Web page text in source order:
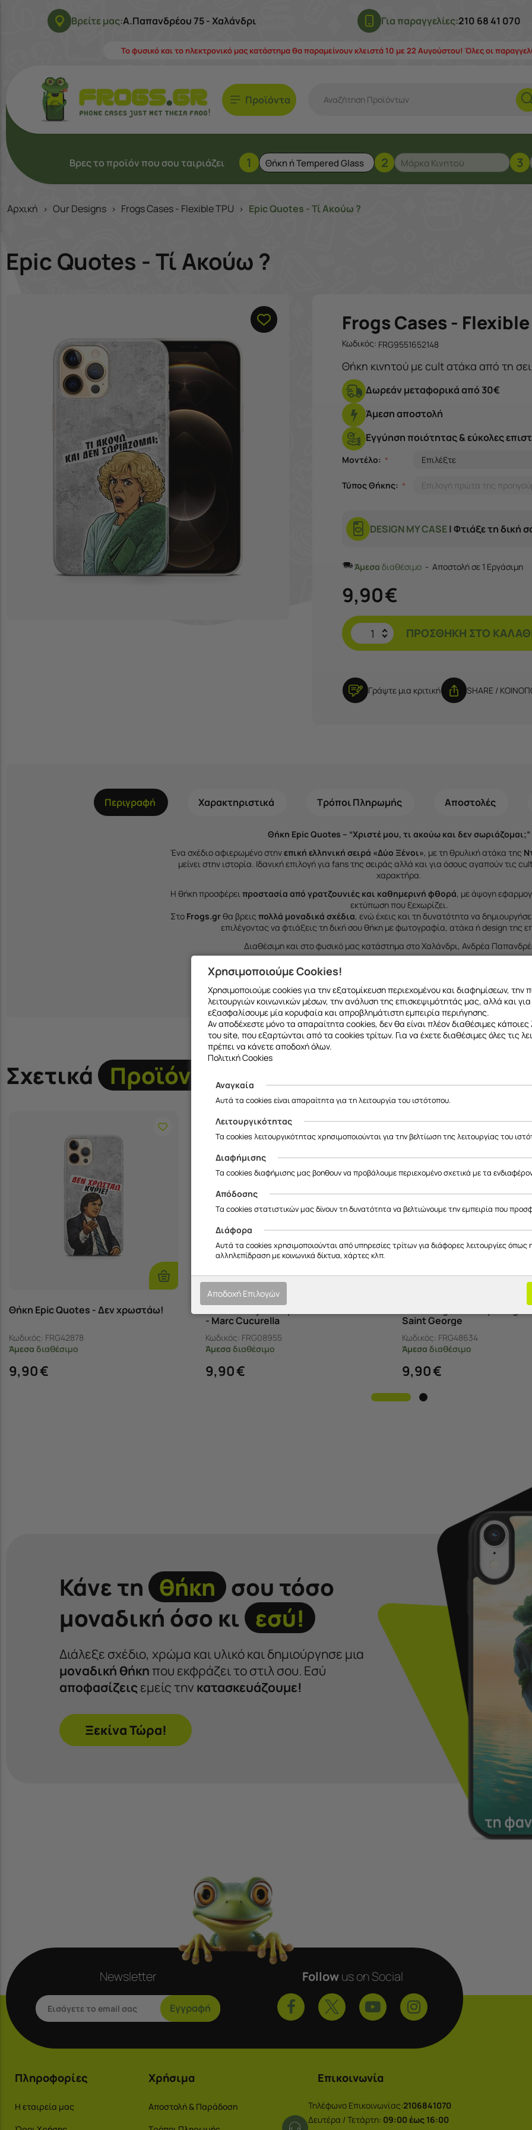
Βρείτε μας:Α.Παπανδρέου 75 - Χαλάνδρι Για παραγγελίες:210 68 41 070
Το φυσικό και το ηλεκτρονικό μας κατάστημα θα παραμείνουν κλειστά 10 με 22 Αυγούστου! Όλες οι
Προϊόντα
Βρες το προϊόν που σου ταιριάζει 1 2 3
Αρχική > Our Designs > Frogs Cases - Flexible TPU > Epic Quotes - Τί Ακούω ?
Epic Quotes - Τί Ακούω ?
Frogs Cases - Flexible
Κωδικός: FRG9551652148
Θήκη κινητού με cult ατάκα από τη
Δωρεάν μεταφορικά από 30€
Άμεση αποστολή
Εγγύηση ποιότητας & εύκολες
Μοντέλο:
Τύπος Θήκης:
DESIGN MY CASE| Φτιάξε τη δική
Άμεσαδιαθέσιμο Αποστολή σε 1 Εργάσιμη
9,90€
ΠΡΟΣΘΉΚΗ ΣΤΟ
Γράψτε μια κριτική SHARE /
Περιγραφή Χαρακτηριστικά Τρόποι Πληρωμής Αποστολές
Θήκη Epic Quotes – “Χριστέ μου, τι ακούω και δεν σωριάζομαι;”
Ένα σχέδιο αφιερωμένο στηνεπική ελληνική σειρά «Δύο Ξένοι», με τη θρυλική ατάκα της
μείνει στην ιστορία. Ιδανική επιλογή για fans της σειράς αλλά και για όσους αγαπούν τις
χαρακτήρα.
Η θήκη προσφέρειπροστασία από γρατζουνιές και καθημερινή φθορά, με άψογη
εκτύπωση που ξεχωρίζει.
Στο Frogs.gr θα βρεις πολλά μοναδικά σχέδια, ενώ έχεις και τη δυνατότητα να
επιλέγοντας να φτιάξεις τη δική σου θήκημε φωτογραφία, ατάκα ή design της
Διαθέσιμη και στοφυσικό μας κατάστημα στο Χαλάνδρι, Ανδρέα
Σχετικά Προϊόντα
Επιλογές
Θήκη Epic Quotes - Δεν χρωστάω!
Κωδικός: FRG42878
Άμεσα διαθέσιμο
9,90€
Επιλογές
- Marc Cucurella
Κωδικός: FRG08955
Άμεσα διαθέσιμο
9,90€
Saint George
Κωδικός: FRG48634
Άμεσα διαθέσιμο
9,90€
Κάνε τη θήκη σου τόσο
μοναδική όσο κι εσύ!
Διάλεξε σχέδιο, χρώμα και υλικό και δημιούργησε μια
μοναδική θήκηπου εκφράζει το στιλ σου. Εσύ
αποφασίζεις εμείς την κατασκευάζουμε!
Ξεκίνα Τώρα!
Newsletter
Εγγραφή
Followus on Social
Πληροφορίες
Η εταιρεία μας
Χρήσιμα
Αποστολή & Παράδοση
Επικοινωνία
Τηλέφωνο Επικοινωνίας:2106841070
Δευτέρα / Τετάρτη: 09:00 έως 16:00
Χρησιμοποιούμε Cookies!
Χρησιμοποιούμε cookies για την εξατομίκευση περιεχομένου και διαφημίσεων, την
λειτουργιών κοινωνικών μέσων, την ανάλυση της επισκεψιμότητάς μας, αλλά και
εξασφαλίσουμε μία κορυφαία και απροβλημάτιστη εμπειρία περιήγησης.
Αν αποδέχεστε μόνο τα απαραίτητα cookies, δεν θα είναι πλέον διαθέσιμες κάποιες
του site, που εξαρτώνται από τα cookies τρίτων. Για να έχετε διαθέσιμες όλες τις
πρέπει να κάνετε αποδοχή όλων.
Πολιτική Cookies
Αναγκαία
Αυτά τα cookies είναι απαραίτητα για τη λειτουργία του ιστότοπου.
Λειτουργικότητας
Τα cookies λειτουργικότητας χρησιμοποιούνται για την βελτίωση της λειτουργίας του
Διαφήμισης
Τα cookies διαφήμισης μας βοηθουν να προβάλουμε περιεχομένο σχετικά με τα
Απόδοσης
Τα cookies στατιστικών μας δίνουν τη δυνατότητα να βελτιώνουμε την εμπειρία που
Διάφορα
Αυτά τα cookies χρησιμοποιούνται από υπηρεσίες τρίτων για διάφορες λειτουργίες όπως
αλληλεπίδραση με κοινωνικά δίκτυα, χάρτες κλπ.
Αποδοχή Επιλογών